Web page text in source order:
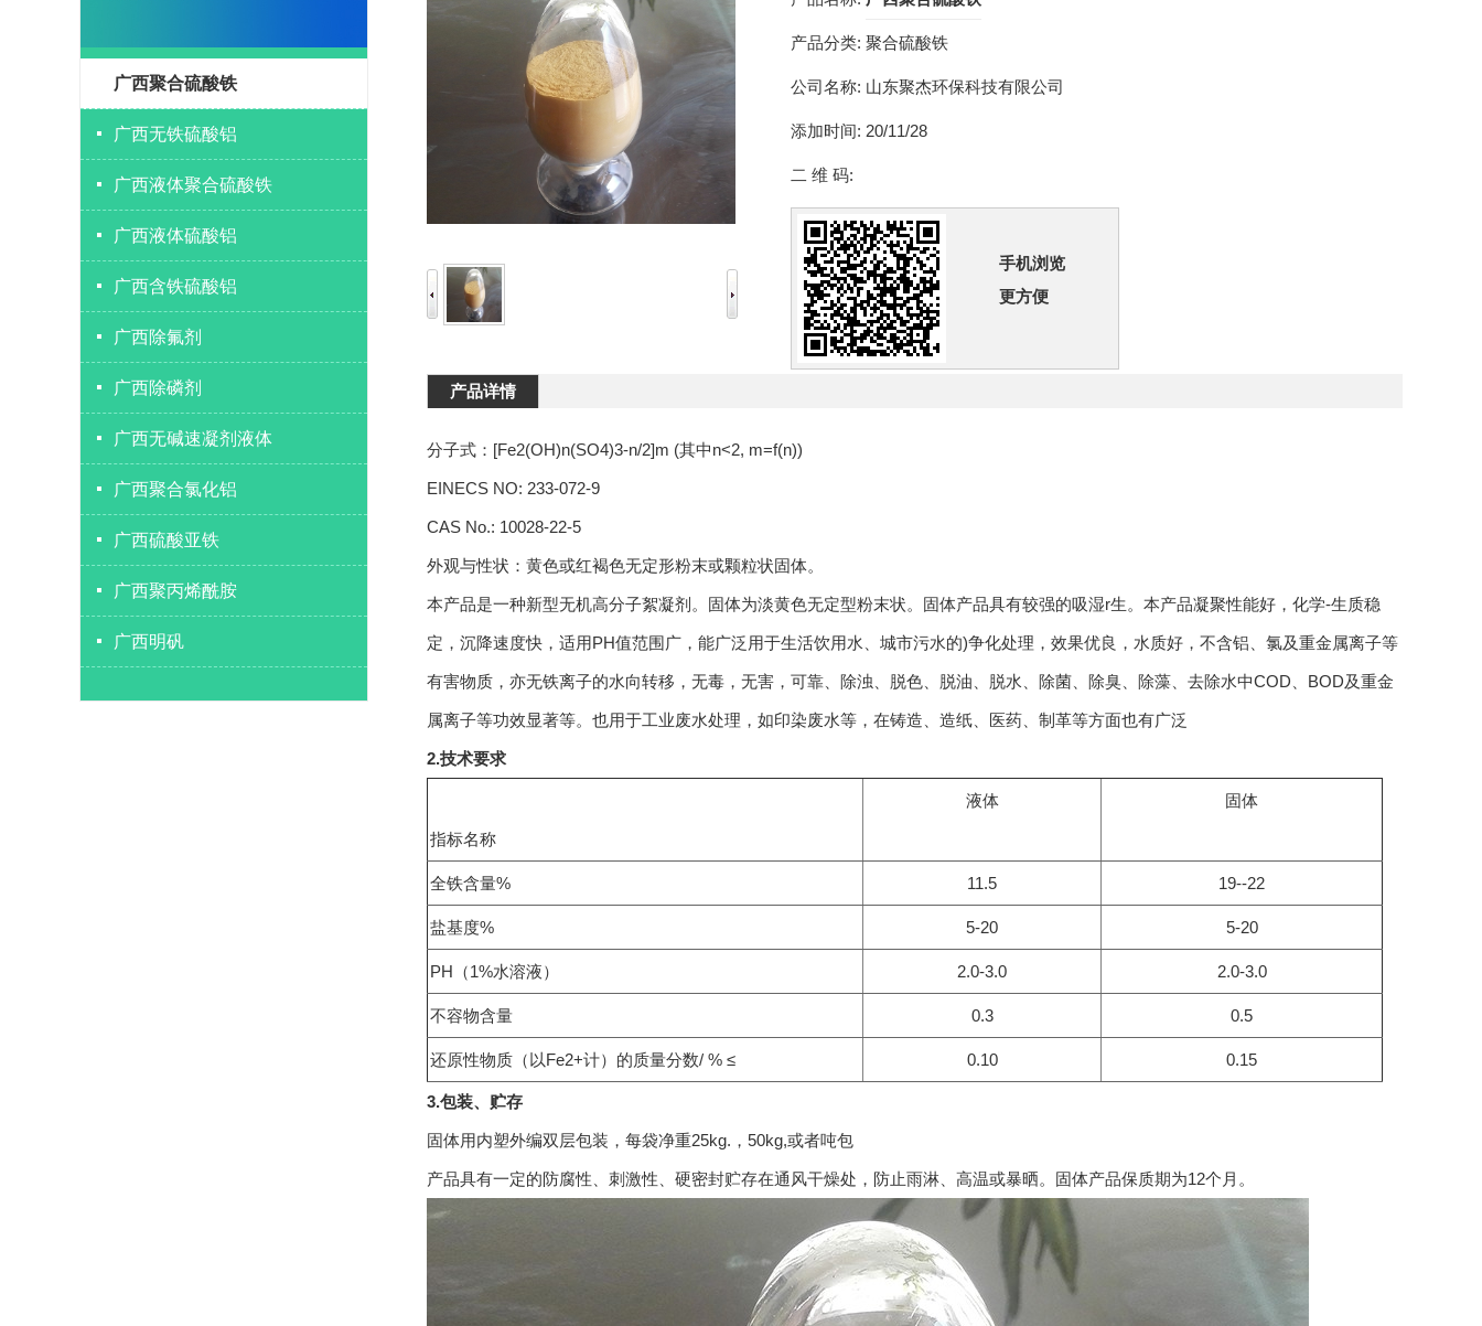
广西聚合硫酸铁
广西无铁硫酸铝
广西液体聚合硫酸铁
广西液体硫酸铝
广西含铁硫酸铝
广西除氟剂
广西除磷剂
广西无碱速凝剂液体
广西聚合氯化铝
广西硫酸亚铁
广西聚丙烯酰胺
广西明矾
产品分类: 聚合硫酸铁
公司名称: 山东聚杰环保科技有限公司
添加时间: 20/11/28
二 维 码:
手机浏览
更方便
产品详情
分子式：[Fe2(OH)n(SO4)3-n/2]m (其中n<2, m=f(n))
EINECS NO: 233-072-9
CAS No.: 10028-22-5
外观与性状：黄色或红褐色无定形粉末或颗粒状固体。
本产品是一种新型无机高分子絮凝剂。固体为淡黄色无定型粉末状。固体产品具有较强的吸湿r生。本产品凝聚性能好，化学-生质稳
定，沉降速度快，适用PH值范围广，能广泛用于生活饮用水、城市污水的)争化处理，效果优良，水质好，不含铝、氯及重金属离子等
有害物质，亦无铁离子的水向转移，无毒，无害，可靠、除浊、脱色、脱油、脱水、除菌、除臭、除藻、去除水中COD、BOD及重金
属离子等功效显著等。也用于工业废水处理，如印染废水等，在铸造、造纸、医药、制革等方面也有广泛
2.技术要求
指标名称
液体 固体
全铁含量% 11.5 19--22
盐基度% 5-20 5-20
PH（1%水溶液） 2.0-3.0 2.0-3.0
不容物含量 0.3 0.5
还原性物质（以Fe2+计）的质量分数/ % ≤ 0.10 0.15
3.包装、贮存
固体用内塑外编双层包装，每袋净重25kg.，50kg,或者吨包
产品具有一定的防腐性、刺激性、硬密封贮存在通风干燥处，防止雨淋、高温或暴晒。固体产品保质期为12个月。